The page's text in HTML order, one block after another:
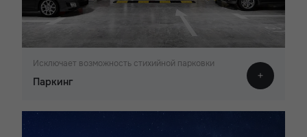
Исключает возможность стихийной парковки
Паркинг